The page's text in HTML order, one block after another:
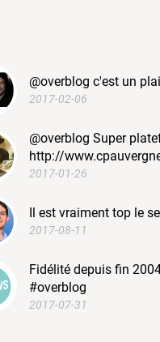
@overblog c'est un
2017-02-06
@overblog Super
http://
2017-01-26
Il est vraiment top le
2017-08-11
Fidélité depuis fin
#overblog
2017-07-31